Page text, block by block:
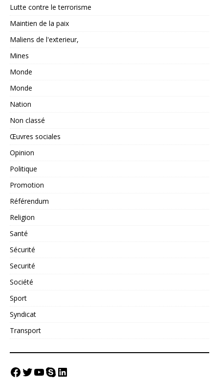
Lutte contre le terrorisme
Maintien de la paix
Maliens de l'exterieur,
Mines
Monde
Monde
Nation
Non classé
Œuvres sociales
Opinion
Politique
Promotion
Référendum
Religion
Santé
Sécurité
Securité
Société
Sport
Syndicat
Transport